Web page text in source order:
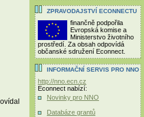
ZPRAVODAJSTVÍ ECONNECTU
finančně podpořila
Evropská komise a
Ministerstvo životního
prostředí. Za obsah odpovídá
občanské sdružení Econnect.
INFORMAČNÍ SERVIS PRO NNO
http://nno.ecn.cz
Econnect nabízí:
Novinky pro NNO
Databáze grantů